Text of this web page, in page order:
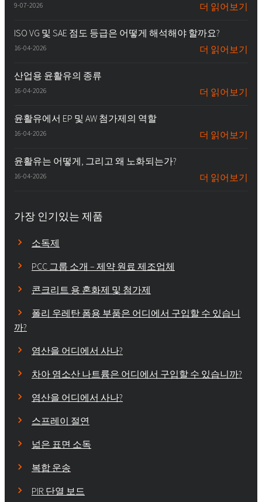
9-07-2026 더 읽어보기
ISO VG 및 SAE 점도 등급은 어떻게 해석해야 할까요?
16-04-2026 더 읽어보기
산업용 윤활유의 종류
16-04-2026 더 읽어보기
윤활유에서 EP 및 AW 첨가제의 역할
16-04-2026 더 읽어보기
윤활유는 어떻게, 그리고 왜 노화되는가?
16-04-2026 더 읽어보기
가장 인기있는 제품
소독제
PCC 그룹 소개 – 제약 원료 제조업체
콘크리트 용 혼화제 및 첨가제
폴리 우레탄 폼용 부품은 어디에서 구입할 수 있습니
까?
염산을 어디에서 사나?
차아 염소산 나트륨은 어디에서 구입할 수 있습니까?
염산을 어디에서 사나?
스프레이 절연
넓은 표면 소독
복합 운송
PIR 단열 보드